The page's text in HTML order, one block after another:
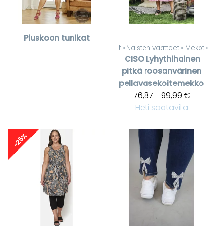
Pluskoon tunikat
Tuotteet ‪» Naisten vaatteet ‪» Mekot ‪»
CISO Lyhythihainen
pitkä roosanvärinen
pellavasekoitemekko
76,87 - 99,99 €
Heti saatavilla
-25%